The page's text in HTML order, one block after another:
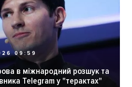
09:59
в міжнародний розшук та
Telegram у "терактах"